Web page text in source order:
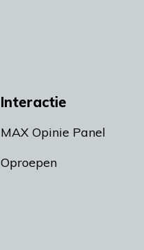
Interactie
MAX Opinie Panel
Oproepen